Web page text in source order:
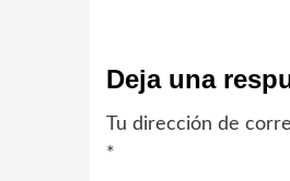
Deja una
Tu dirección de
*